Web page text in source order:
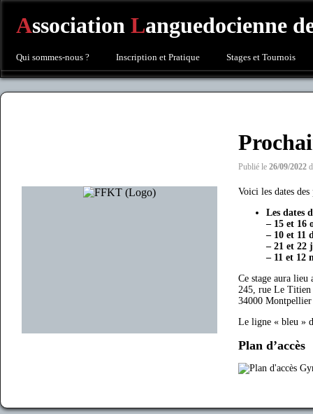
Association Languedocienne
Qui sommes-nous ? Inscription et Pratique Stages et Tournois
Publié le 26/09/2022
Voici les dates
Les dates
– 15 et 16
– 10 et 11
– 21 et 22
– 11 et 12
Ce stage aura lieu
245, rue Le Titien
34000
Le ligne « bleu »
Plan d’accès